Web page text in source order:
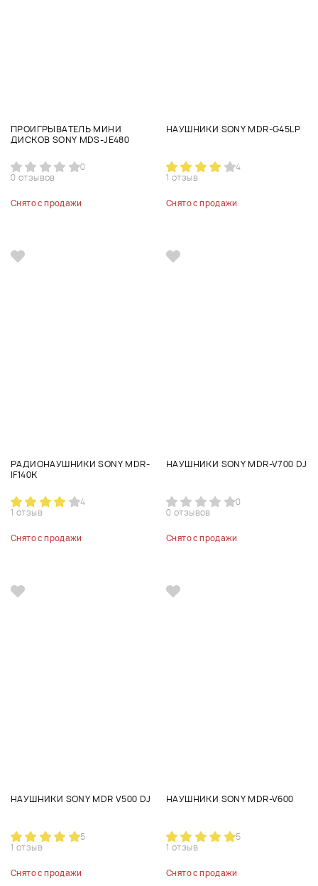
ПРОИГРЫВАТЕЛЬ МИНИ
ДИСКОВ SONY MDS-JE480
0
0 отзывов
Снято с продажи
НАУШНИКИ SONY MDR-G45LP
4
1 отзыв
Снято с продажи
РАДИОНАУШНИКИ SONY MDR-
IF140K
4
1 отзыв
Снято с продажи
НАУШНИКИ SONY MDR-V700 DJ
0
0 отзывов
Снято с продажи
НАУШНИКИ SONY MDR V500 DJ
5
1 отзыв
Снято с продажи
НАУШНИКИ SONY MDR-V600
5
1 отзыв
Снято с продажи